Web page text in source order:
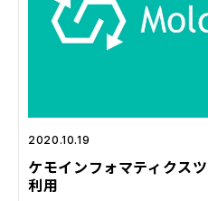
2020.10.19
ケモインフォマティクス
利用